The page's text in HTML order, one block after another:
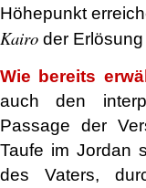
Höhepunkt
Kairo der
Wie bereits
auch den
Passage der
Taufe im Jordan
des Vaters,